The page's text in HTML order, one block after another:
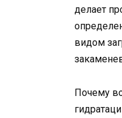
делает
видом
Почему